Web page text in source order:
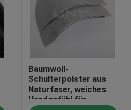
Baumwoll-
Schulterpolster aus
Naturfaser, weiches
Handgefühl für